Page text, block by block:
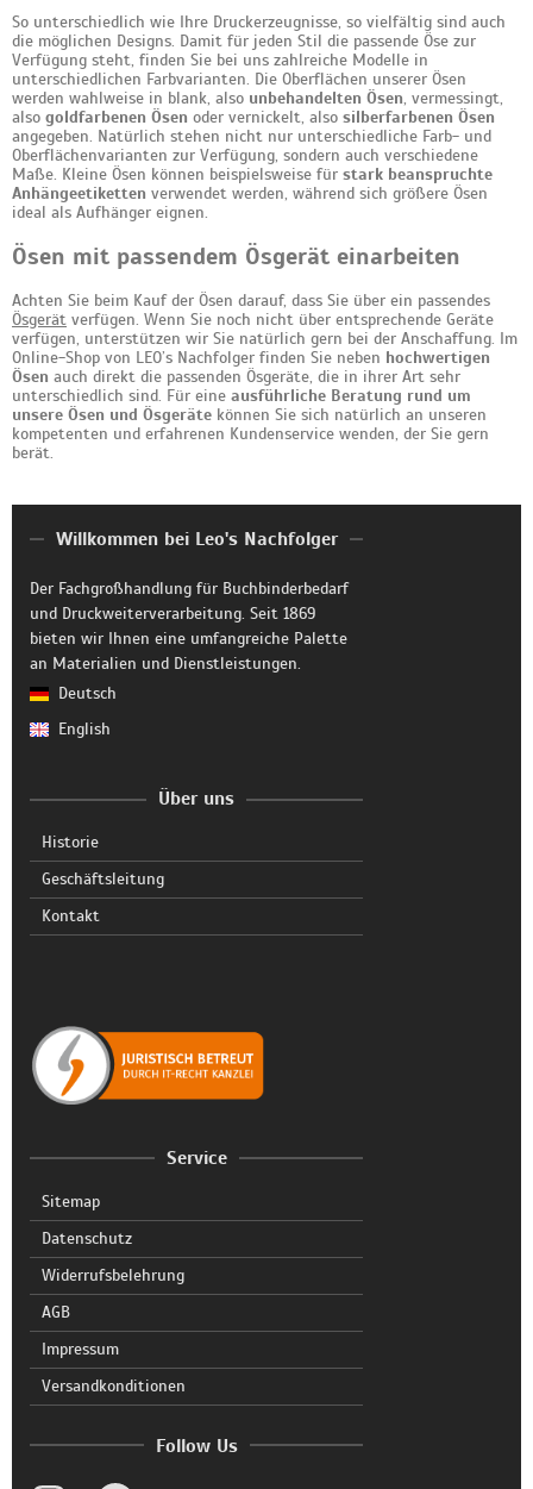
So unterschiedlich wie Ihre Druckerzeugnisse, so vielfältig sind auch
die möglichen Designs. Damit für jeden Stil die passende Öse zur
Verfügung steht, finden Sie bei uns zahlreiche Modelle in
unterschiedlichen Farbvarianten. Die Oberflächen unserer Ösen
werden wahlweise in blank, also unbehandelten Ösen, vermessingt,
also goldfarbenen Ösen oder vernickelt, also silberfarbenen Ösen
angegeben. Natürlich stehen nicht nur unterschiedliche Farb- und
Oberflächenvarianten zur Verfügung, sondern auch verschiedene
Maße. Kleine Ösen können beispielsweise für stark beanspruchte
Anhängeetiketten verwendet werden, während sich größere Ösen
ideal als Aufhänger eignen.
Ösen mit passendem Ösgerät einarbeiten
Achten Sie beim Kauf der Ösen darauf, dass Sie über ein passendes
Ösgerät verfügen. Wenn Sie noch nicht über entsprechende Geräte
verfügen, unterstützen wir Sie natürlich gern bei der Anschaffung. Im
Online-Shop von LEO’s Nachfolger finden Sie neben hochwertigen
Ösen auch direkt die passenden Ösgeräte, die in ihrer Art sehr
unterschiedlich sind. Für eine ausführliche Beratung rund um
unsere Ösen und Ösgeräte können Sie sich natürlich an unseren
kompetenten und erfahrenen Kundenservice wenden, der Sie gern
berät.
Willkommen bei Leo's Nachfolger
Der Fachgroßhandlung für Buchbinderbedarf
und Druckweiterverarbeitung. Seit 1869
bieten wir Ihnen eine umfangreiche Palette
an Materialien und Dienstleistungen.
Deutsch
English
Über uns
Historie
Geschäftsleitung
Kontakt
Service
Sitemap
Datenschutz
Widerrufsbelehrung
AGB
Impressum
Versandkonditionen
Follow Us